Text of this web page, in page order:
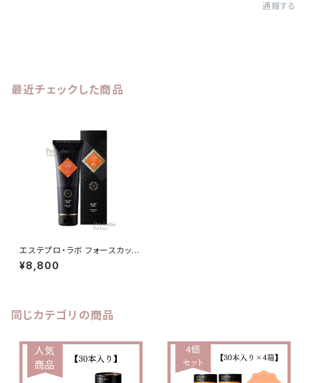
通報する
最近チェックした商品
エステプロ・ラボ フォースカッタ
ークリーム 230g
¥8,800
同じカテゴリの商品